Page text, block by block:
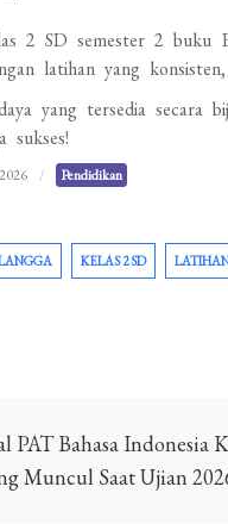
2 SD semester 2 buku
latihan yang
yang tersedia secara
sukses!
Pendidikan
KELAS 2 SD
PAT Bahasa Indonesia
Muncul Saat Ujian